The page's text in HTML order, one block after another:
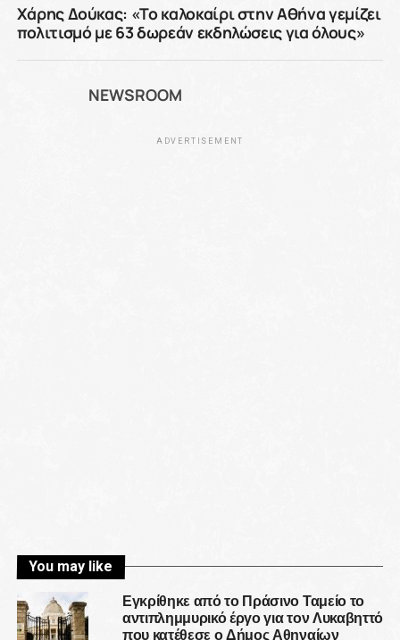
Χάρης Δούκας: «Το καλοκαίρι στην Αθήνα γεμίζει
πολιτισμό με 63 δωρεάν εκδηλώσεις για όλους»
NEWSROOM
ADVERTISEMENT
You may like
Εγκρίθηκε από το Πράσινο Ταμείο το
αντιπλημμυρικό έργο για τον Λυκαβηττό
που κατέθεσε ο Δήμος Αθηναίων